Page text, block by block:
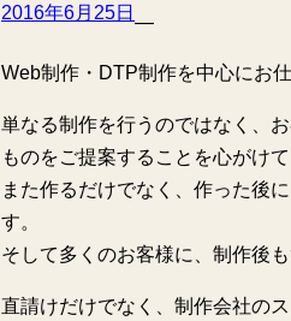
2016年6月25日 —
Web制作・DTP制作を中心にお
単なる制作を行うのではなく、
ものをご提案することを心がけて
また作るだけでなく、作った後
す。
そして多くのお客様に、制作後
直請けだけでなく、制作会社の